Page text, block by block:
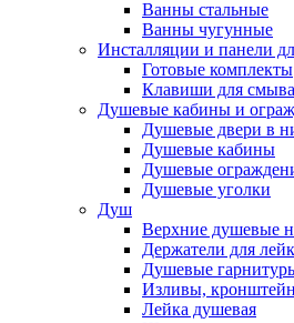
Ванны стальные
Ванны чугунные
Инсталляции и панели
Готовые комплекты
Клавиши для смыва
Душевые кабины и
Душевые двери в
Душевые кабины
Душевые
Душевые уголки
Душ
Верхние душевые
Держатели для
Душевые
Изливы,
Лейка душевая